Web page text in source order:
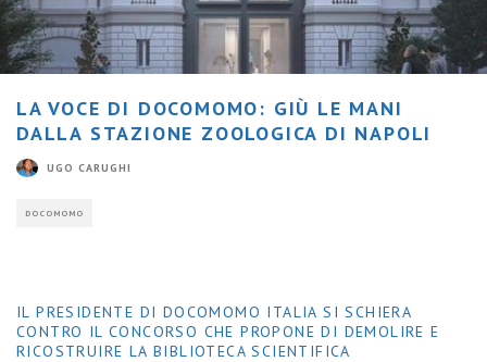
LA VOCE DI DOCOMOMO: GIÙ LE MANI
DALLA STAZIONE ZOOLOGICA DI NAPOLI
UGO CARUGHI
DOCOMOMO
IL PRESIDENTE DI DOCOMOMO ITALIA SI SCHIERA
CONTRO IL CONCORSO CHE PROPONE DI DEMOLIRE E
RICOSTRUIRE LA BIBLIOTECA SCIENTIFICA